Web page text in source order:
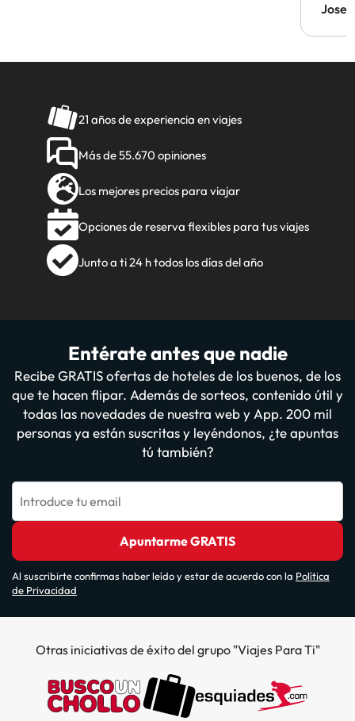
Jose
21 años de experiencia en viajes
Más de 55.670 opiniones
Los mejores precios para viajar
Opciones de reserva flexibles para tus viajes
Junto a ti 24 h todos los días del año
Entérate antes que nadie
Recibe GRATIS ofertas de hoteles de los buenos, de los
que te hacen flipar. Además de sorteos, contenido útil y
todas las novedades de nuestra web y App. 200 mil
personas ya están suscritas y leyéndonos, ¿te apuntas
tú también?
Introduce tu email
Apuntarme GRATIS
Al suscribirte confirmas haber leído y estar de acuerdo con la Política
de Privacidad
Otras iniciativas de éxito del grupo "Viajes Para Ti"